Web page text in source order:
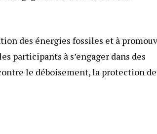
des énergies fossiles et à
participants à s’engager dans des
le déboisement, la protection